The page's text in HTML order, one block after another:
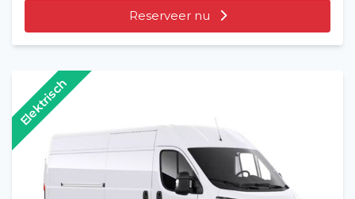
Reserveer nu
Elektrisch